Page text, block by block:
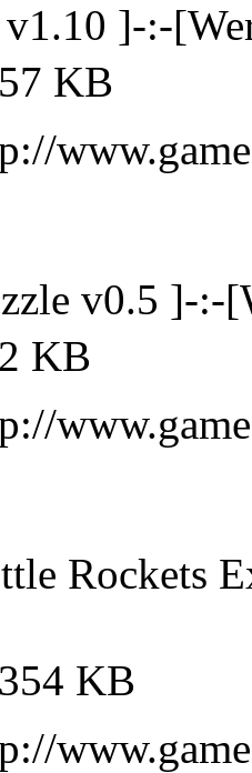
v1.10 ]-:-
KB
v0.5 ]-
KB
Rockets
KB